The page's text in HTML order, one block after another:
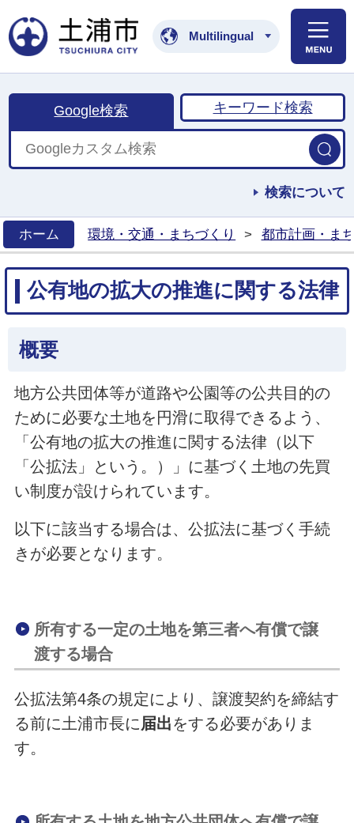
土浦市公式ホームペ
Multilingual
Google検索 キーワード検索
検索について
ホーム
環境・交通・まちづくり > 都市計画・ま
公有地の拡大の推進に関する法律
概要
地方公共団体等が道路や公園等の公共目的の
ために必要な土地を円滑に取得できるよう、
「公有地の拡大の推進に関する法律（以下
「公拡法」という。）」に基づく土地の先買
い制度が設けられています。
以下に該当する場合は、公拡法に基づく手続
きが必要となります。
所有する一定の土地を第三者へ有償で譲
渡する場合
公拡法第4条の規定により、譲渡契約を締結す
る前に土浦市長に届出をする必要がありま
す。